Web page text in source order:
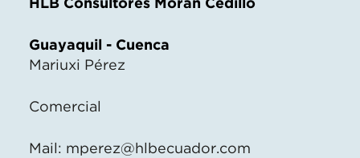
Guayaquil - Cuenca
Mariuxi Pérez
Comercial
Mail: mperez@hlbecuador.com